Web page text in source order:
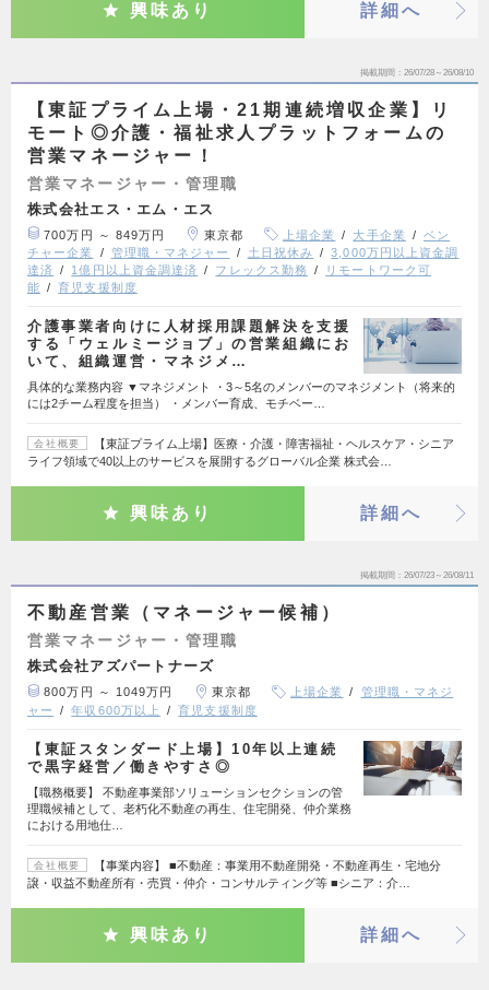
興味あり 詳細へ
掲載期間 26/07/28～26/08/10
【東証プライム上場・21期連続増収企業】リ
モート◎介護・福祉求人プラットフォームの
営業マネージャー！
営業マネージャー・管理職
株式会社エス・エム・エス
700万円 ～ 849万円 東京都 上場企業 大手企業
ベン
チャー企業
管理職・マネジャー 土日祝休み
3,000万円以上資金調
達済
1億円以上資金調達済 フレックス勤務
リモートワーク可
能
育児支援制度
介護事業者向けに人材採用課題解決を支援
する「ウェルミージョブ」の営業組織にお
いて、組織運営・マネジメ…
具体的な業務内容 ▼マネジメント ・3～5名のメンバーのマネジメント（将来的
には2チーム程度を担当） ・メンバー育成、モチベー…
会社概要
【東証プライム上場】医療・介護・障害福祉・ヘルスケア・シニア
ライフ領域で40以上のサービスを展開するグローバル企業 株式会…
興味あり 詳細へ
掲載期間 26/07/23～26/08/11
不動産営業（マネージャー候補）
営業マネージャー・管理職
株式会社アズパートナーズ
800万円 ～ 1049万円 東京都 上場企業
管理職・マネジ
ャー
年収600万以上 育児支援制度
【東証スタンダード上場】10年以上連続
で黒字経営／働きやすさ◎
【職務概要】 不動産事業部ソリューションセクションの管
理職候補として、老朽化不動産の再生、住宅開発、仲介業務
における用地仕…
会社概要
【事業内容】 ■不動産：事業用不動産開発・不動産再生・宅地分
譲・収益不動産所有・売買・仲介・コンサルティング等 ■シニア：介…
興味あり 詳細へ